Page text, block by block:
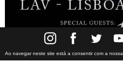
Ao navegar neste site está a consentir com a nossa